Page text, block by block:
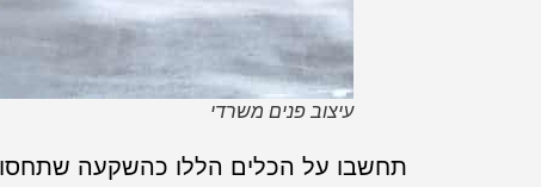
עיצוב פנים משרדי
תחשבו על הכלים הללו כהשקעה שתחסוך